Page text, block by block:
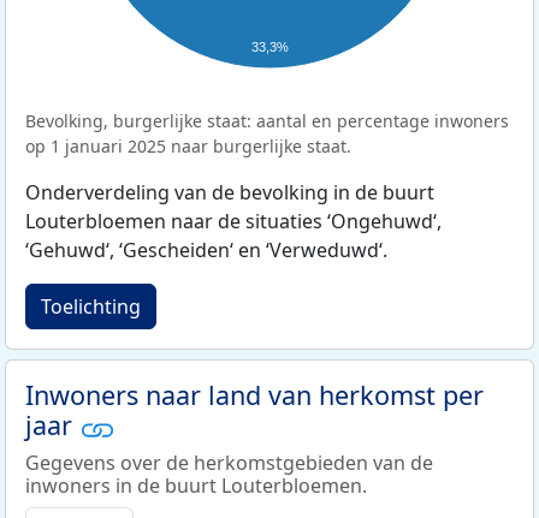
33,3%
Bevolking, burgerlijke staat: aantal en percentage inwoners
op 1 januari 2025 naar burgerlijke staat.
Onderverdeling van de bevolking in de buurt
Louterbloemen naar de situaties ‘Ongehuwd‘,
‘Gehuwd‘, ‘Gescheiden‘ en ‘Verweduwd‘.
Toelichting
Inwoners naar land van herkomst per
jaar
Gegevens over de herkomstgebieden van de
inwoners in de buurt Louterbloemen.